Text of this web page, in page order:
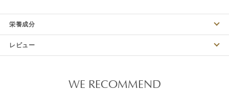
栄養成分
レビュー
WE RECOMMEND